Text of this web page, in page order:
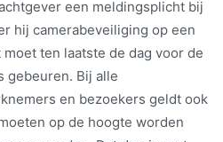
een meldingsplicht bij
hij camerabeveiliging op een
ten laatste de dag voor de
gebeuren. Bij alle
en bezoekers geldt ook
op de hoogte worden